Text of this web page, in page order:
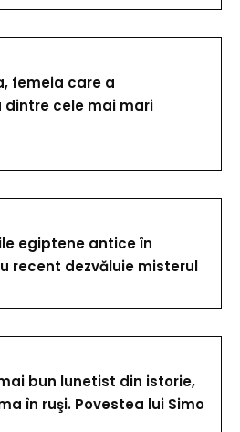
femeia care a
cele mai mari
egiptene antice în
recent dezvăluie misterul
bun lunetist din istorie,
în ruşi. Povestea lui Simo